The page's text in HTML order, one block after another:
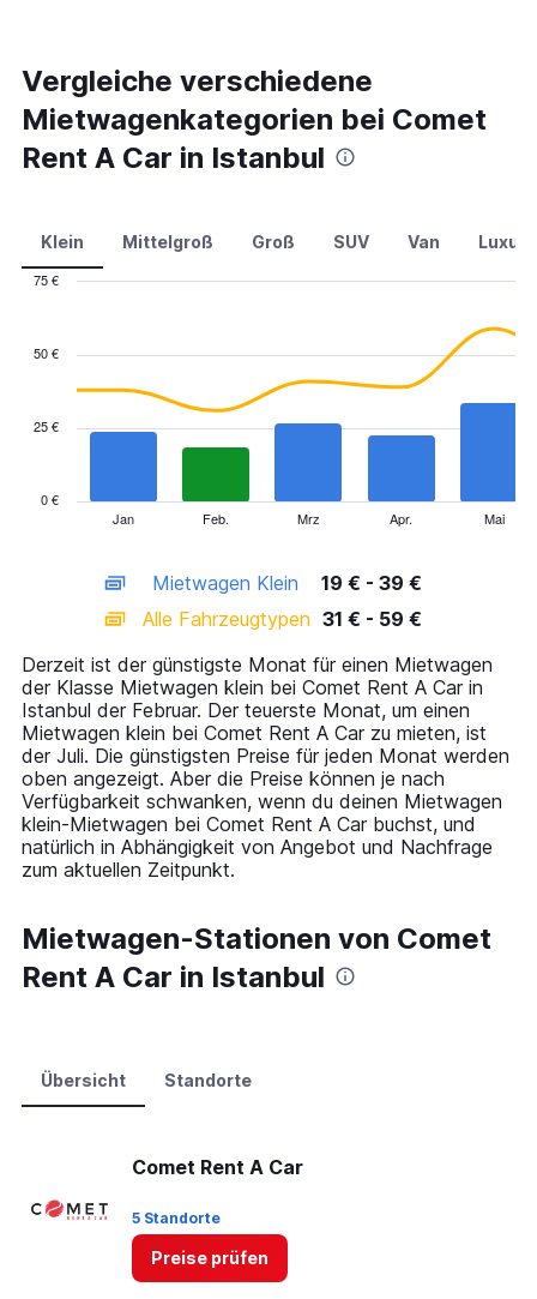
Vergleiche verschiedene
Mietwagenkategorien bei Comet
Rent A Car in Istanbul
Klein Mittelgroß Groß SUV Van
has
displaying
categories.
14
categories.
The
chart
has
1
Y
axis
displaying
values.
Range:
to
75.
Jan Feb. Mrz Apr. Mai
0 €
25 €
50 €
75 €
Mietwagen Klein
19 € - 39 €
Alle Fahrzeugtypen 31 € - 59 €
Derzeit ist der günstigste Monat für einen Mietwagen
der Klasse Mietwagen klein bei Comet Rent A Car in
Istanbul der Februar. Der teuerste Monat, um einen
Mietwagen klein bei Comet Rent A Car zu mieten, ist
der Juli. Die günstigsten Preise für jeden Monat werden
oben angezeigt. Aber die Preise können je nach
Verfügbarkeit schwanken, wenn du deinen Mietwagen
klein-Mietwagen bei Comet Rent A Car buchst, und
natürlich in Abhängigkeit von Angebot und Nachfrage
zum aktuellen Zeitpunkt.
Mietwagen-Stationen von Comet
Rent A Car in Istanbul
Übersicht Standorte
Comet Rent A Car
5 Standorte
Preise prüfen